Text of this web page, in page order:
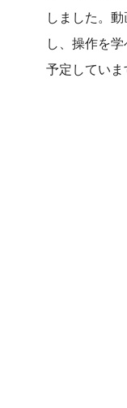
しました。
し、操作を
予定していま